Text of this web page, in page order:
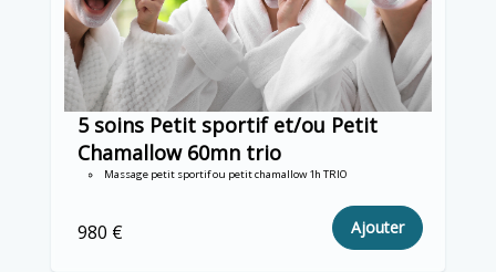
5 soins Petit sportif et/ou Petit
Chamallow 60mn trio
Massage petit sportif ou petit chamallow 1h TRIO
980 € Ajouter